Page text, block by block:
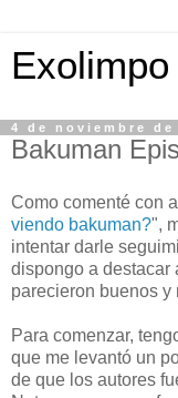
Exolimpo
4 de noviembre de
Bakuman
Como comenté con
viendo bakuman?",
intentar darle
dispongo a destacar
parecieron buenos y
Para comenzar,
que me levantó un
de que los autores